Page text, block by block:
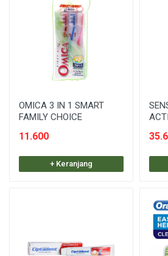
OMICA 3 IN 1 SMART
FAMILY CHOICE
11.600
+ Keranjang